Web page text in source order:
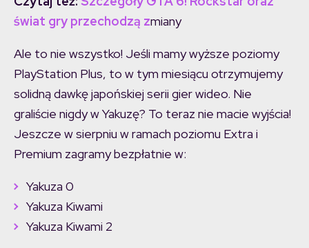
świat gry przechodzą zmiany
Ale to nie wszystko! Jeśli mamy wyższe poziomy
PlayStation Plus, to w tym miesiącu otrzymujemy
solidną dawkę japońskiej serii gier wideo. Nie
graliście nigdy w Yakuzę? To teraz nie macie wyjścia!
Jeszcze w sierpniu w ramach poziomu Extra i
Premium zagramy bezpłatnie w:
Yakuza 0
Yakuza Kiwami
Yakuza Kiwami 2